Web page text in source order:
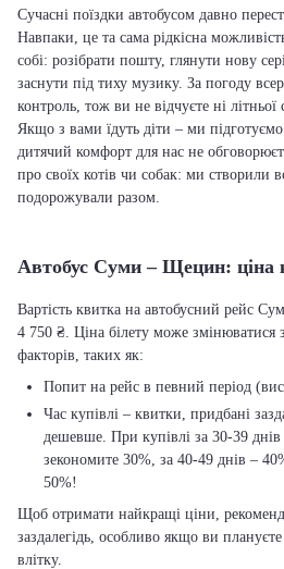
Сучасні поїздки автобусом давно
Навпаки, це та сама рідкісна
собі: розібрати пошту, глянути нову
заснути під тиху музику. За погоду
контроль, тож ви не відчуєте ні
Якщо з вами їдуть діти – ми підготуємо
дитячий комфорт для нас не
про своїх котів чи собак: ми створили
подорожували разом.
Автобус Суми – Щецин: ціна
Вартість квитка на автобусний рейс
4 750 ₴. Ціна білету може змінюватися
факторів, таких як:
Попит на рейс в певний період
Час купівлі – квитки, придбані
дешевше. При купівлі за 30-39
зекономите 30%, за 40-49 днів –
50%!
Щоб отримати найкращі ціни,
заздалегідь, особливо якщо ви
влітку.